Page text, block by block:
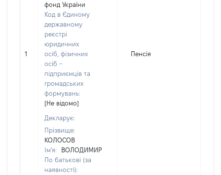
1
фонд України
Код в Єдиному
державному
реєстрі
юридичних
осіб, фізичних
осіб –
підприємців та
громадських
формувань:
[Не відомо]
Декларує:
Прізвище:
КОЛОСОВ
Ім'я:
ВОЛОДИМИР
По батькові (за
наявності):
Пенсія